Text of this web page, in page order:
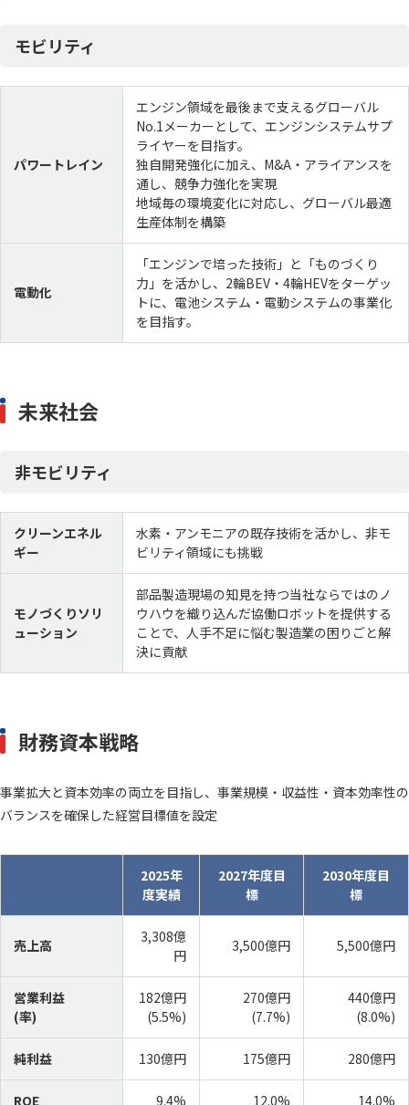
価値創造ストーリー
ステークホルダーエンゲージメント 人的資本経営
愛三工業のマテリアリティ 統合報告書
SOCIAL 社会
IR（投資家情報）
財務業績情報
ディスクロージャーポリシー 免責事項
モビリティ
パワートレイン
エンジン領域を最後まで支えるグローバル
No.1メーカーとして、エンジンシステムサプ
ライヤーを目指す。
独自開発強化に加え、M&A・アライアンスを
通し、競争力強化を実現
地域毎の環境変化に対応し、グローバル最適
生産体制を構築
電動化
「エンジンで培った技術」と「ものづくり
力」を活かし、2輪BEV・4輪HEVをターゲッ
トに、電池システム・電動システムの事業化
を目指す。
未来社会
非モビリティ
クリーンエネル
ギー
水素・アンモニアの既存技術を活かし、非モ
ビリティ領域にも挑戦
モノづくりソリ
ューション
部品製造現場の知見を持つ当社ならではのノ
ウハウを織り込んだ協働ロボットを提供する
ことで、人手不足に悩む製造業の困りごと解
決に貢献
財務資本戦略
事業拡大と資本効率の両立を目指し、事業規模・収益性・資本効率性の
バランスを確保した経営目標値を設定
2025年
度実績
2027年度目
標
2030年度目
標
売上高
3,308億
円
3,500億円 5,500億円
営業利益
(率)
182億円
(5.5%)
270億円
(7.7%)
440億円
(8.0%)
純利益 130億円 175億円 280億円
ROE 9.4% 12.0% 14.0%